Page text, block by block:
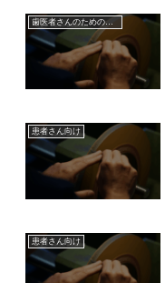
歯医者さんのためのマーケティング
患者さん向け
患者さん向け